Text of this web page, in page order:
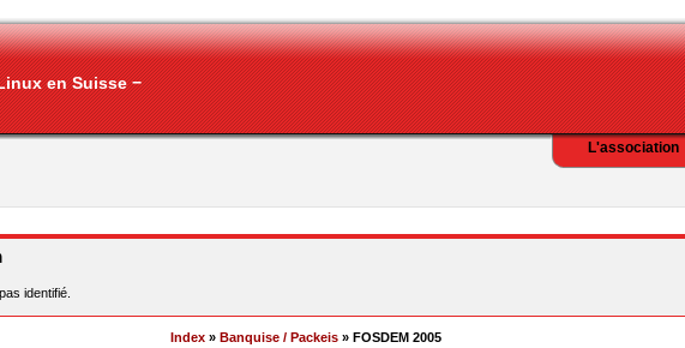
en Suisse −
L'association
identifié.
Index » Banquise / Packeis » FOSDEM 2005